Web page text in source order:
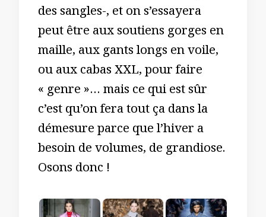
des sangles-, et on s’essayera
peut être aux soutiens gorges en
maille, aux gants longs en voile,
ou aux cabas XXL, pour faire
« genre »… mais ce qui est sûr
c’est qu’on fera tout ça dans la
démesure parce que l’hiver a
besoin de volumes, de grandiose.
Osons donc !